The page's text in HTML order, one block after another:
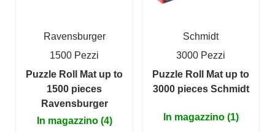
Ravensburger
1500 Pezzi
Puzzle Roll Mat up to
1500 pieces
Ravensburger
In magazzino (4)
Schmidt
3000 Pezzi
Puzzle Roll Mat up to
3000 pieces Schmidt
In magazzino (1)